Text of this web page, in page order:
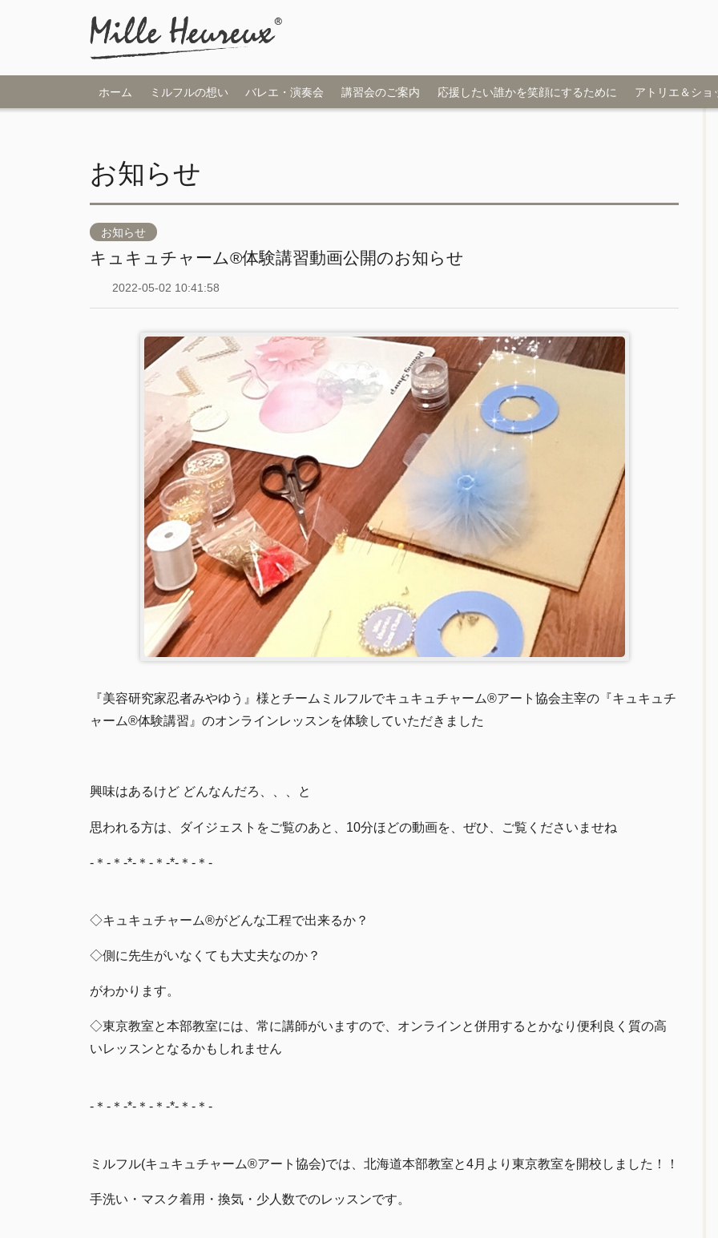
ホーム ミルフルの想い バレエ・演奏会 講習会のご案内 応援したい誰かを笑顔にするために アトリエ＆ショ
お知らせ
お知らせ
キュキュチャーム®︎体験講習動画公開のお知らせ
2022-05-02 10:41:58
『美容研究家忍者みやゆう』様とチームミルフルでキュキュチャーム®︎アート協会主宰の『キュキュチ
ャーム®︎体験講習』のオンラインレッスンを体験していただきました
興味はあるけど どんなんだろ、、、と
思われる方は、ダイジェストをご覧のあと、10分ほどの動画を、ぜひ、ご覧くださいませね
-＊-＊-*-＊-＊-*-＊-＊-
◇キュキュチャーム®︎がどんな工程で出来るか？
◇側に先生がいなくても大丈夫なのか？
がわかります。
◇東京教室と本部教室には、常に講師がいますので、オンラインと併用するとかなり便利良く質の高
いレッスンとなるかもしれません
-＊-＊-*-＊-＊-*-＊-＊-
ミルフル(キュキュチャーム®︎アート協会)では、北海道本部教室と4月より東京教室を開校しました！！
手洗い・マスク着用・換気・少人数でのレッスンです。